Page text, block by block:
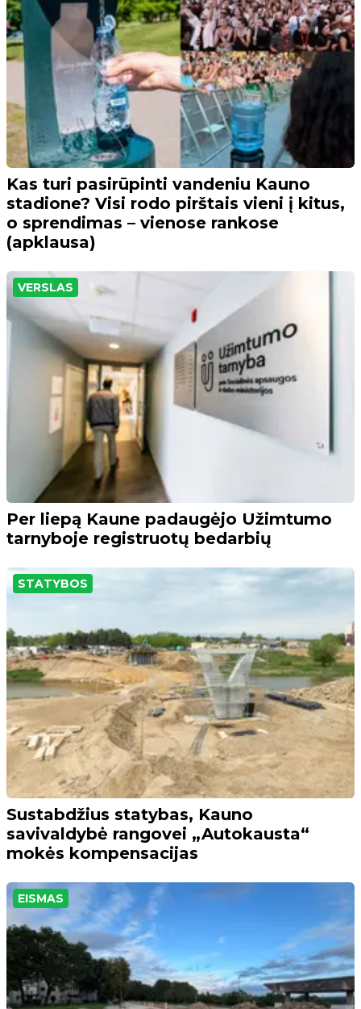
Kas turi pasirūpinti vandeniu Kauno
stadione? Visi rodo pirštais vieni į kitus,
o sprendimas – vienose rankose
(apklausa)
VERSLAS
Per liepą Kaune padaugėjo Užimtumo
tarnyboje registruotų bedarbių
STATYBOS
Sustabdžius statybas, Kauno
savivaldybė rangovei „Autokausta“
mokės kompensacijas
EISMAS